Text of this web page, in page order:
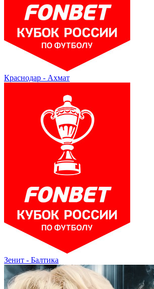
Краснодар - Ахмат
Зенит - Балтика